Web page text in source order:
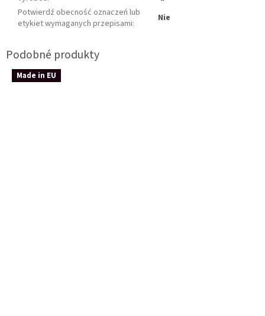
Potwierdź obecność oznaczeń lub
etykiet wymaganych przepisami: Nie
Made in EU